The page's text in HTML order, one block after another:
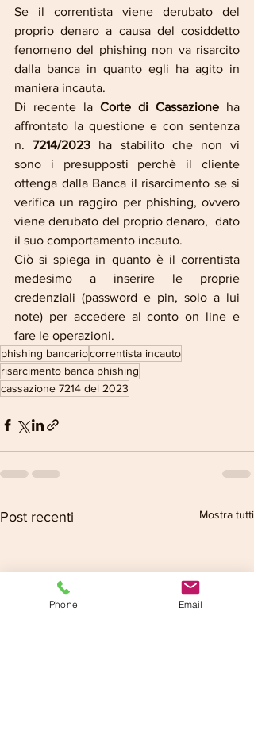
Se il correntista viene derubato del
proprio denaro a causa del cosiddetto
fenomeno del phishing non va risarcito
dalla banca in quanto egli ha agito in
maniera incauta.
Di recente la Corte di Cassazione ha
affrontato la questione e con sentenza
n. 7214/2023 ha stabilito che non vi
sono i presupposti perchè il cliente
ottenga dalla Banca il risarcimento se si
verifica un raggiro per phishing, ovvero
viene derubato del proprio denaro,  dato
il suo comportamento incauto.
Ciò si spiega in quanto è il correntista
medesimo a inserire le proprie
credenziali (password e pin, solo a lui
note) per accedere al conto on line e
fare le operazioni.
phishing bancariocorrentista incauto
risarcimento banca phishing
cassazione 7214 del 2023
Post recenti Mostra tutti
Phone Email